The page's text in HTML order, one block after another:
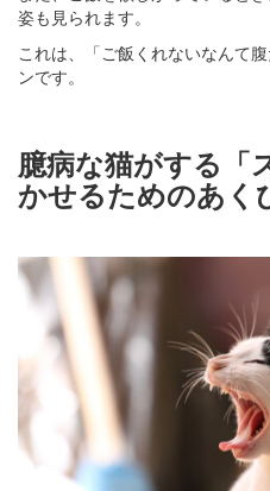
姿も見られます。
これは、「ご飯くれないなんて
ンです。
臆病な猫がする「
かせるためのあく